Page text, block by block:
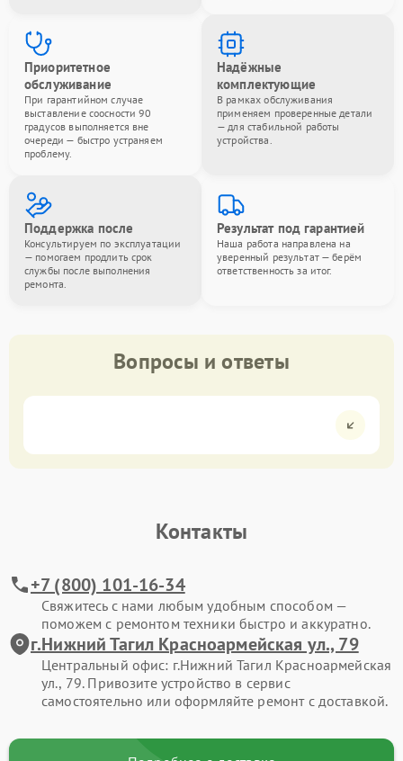
Приоритетное
обслуживание
При гарантийном случае
выставление соосности 90
градусов выполняется вне
очереди — быстро устраняем
проблему.
Надёжные
комплектующие
В рамках обслуживания
применяем проверенные детали
— для стабильной работы
устройства.
Поддержка после
Консультируем по эксплуатации
— помогаем продлить срок
службы после выполнения
ремонта.
Результат под гарантией
Наша работа направлена на
уверенный результат — берём
ответственность за итог.
Вопросы и ответы
Контакты
+7 (800) 101-16-34
Свяжитесь с нами любым удобным способом —
поможем с ремонтом техники быстро и аккуратно.
г.Нижний Тагил Красноармейская ул., 79
Центральный офис: г.Нижний Тагил Красноармейская
ул., 79. Привозите устройство в сервис
самостоятельно или оформляйте ремонт с доставкой.